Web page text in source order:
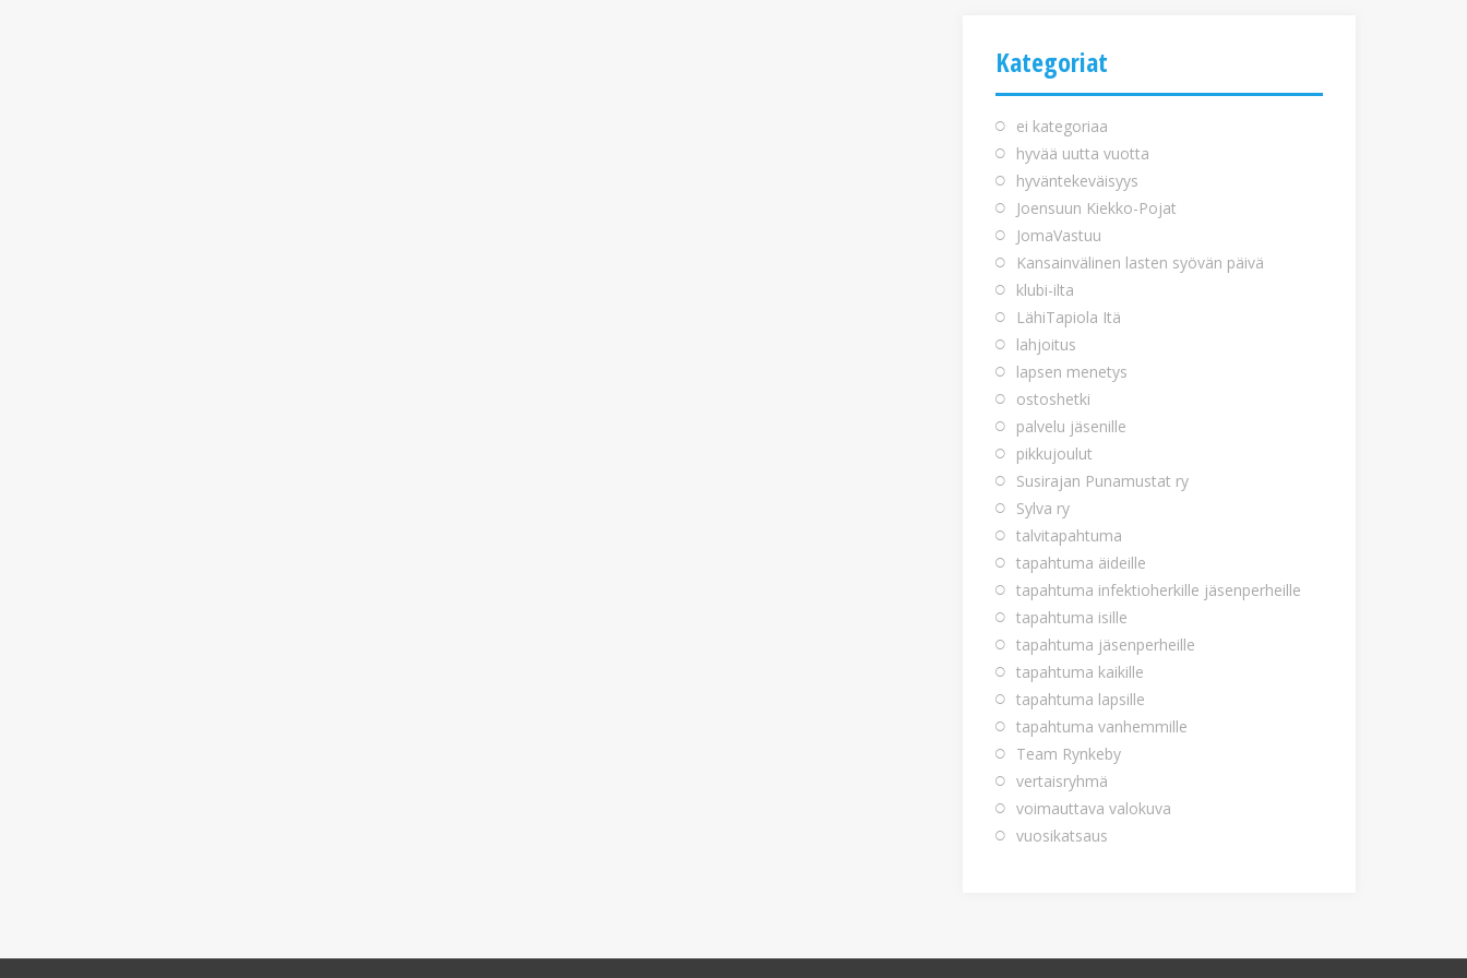
Kategoriat
ei kategoriaa
hyvää uutta vuotta
hyväntekeväisyys
Joensuun Kiekko-Pojat
JomaVastuu
Kansainvälinen lasten syövän päivä
klubi-ilta
LähiTapiola Itä
lahjoitus
lapsen menetys
ostoshetki
palvelu jäsenille
pikkujoulut
Susirajan Punamustat ry
Sylva ry
talvitapahtuma
tapahtuma äideille
tapahtuma infektioherkille jäsenperheille
tapahtuma isille
tapahtuma jäsenperheille
tapahtuma kaikille
tapahtuma lapsille
tapahtuma vanhemmille
Team Rynkeby
vertaisryhmä
voimauttava valokuva
vuosikatsaus